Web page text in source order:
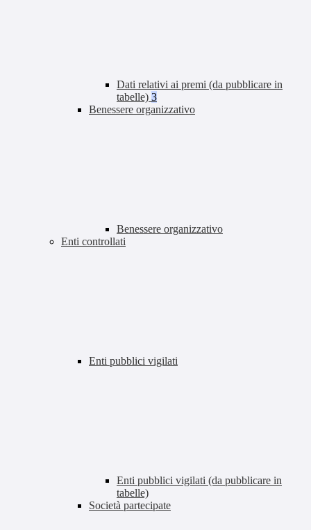
Dati relativi ai premi (da pubblicare in
tabelle) 3
Benessere organizzativo
Benessere organizzativo
Enti controllati
Enti pubblici vigilati
Enti pubblici vigilati (da pubblicare in
tabelle)
Società partecipate